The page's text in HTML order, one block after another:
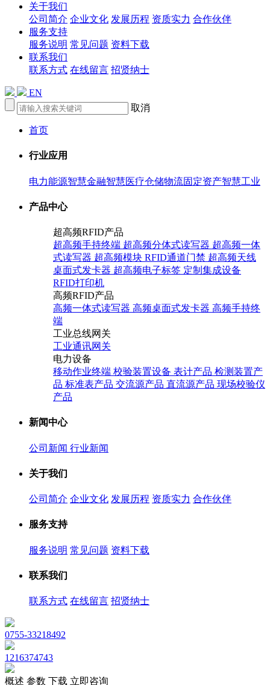
关于我们
公司简介 企业文化 发展历程 资质实力 合作伙伴
服务支持
服务说明 常见问题 资料下载
联系我们
联系方式 在线留言 招贤纳士
EN
取消
首页
行业应用
电力能源智慧金融智慧医疗仓储物流固定资产智慧工业
产品中心
超高频RFID产品
超高频手持终端 超高频分体式读写器 超高频一体
式读写器 超高频模块 RFID通道门禁 超高频天线
桌面式发卡器 超高频电子标签 定制集成设备
RFID打印机
高频RFID产品
高频一体式读写器 高频桌面式发卡器 高频手持终
端
工业总线网关
工业通讯网关
电力设备
移动作业终端 校验装置设备 表计产品 检测装置产
品 标准表产品 交流源产品 直流源产品 现场校验仪
产品
新闻中心
公司新闻 行业新闻
关于我们
公司简介 企业文化 发展历程 资质实力 合作伙伴
服务支持
服务说明 常见问题 资料下载
联系我们
联系方式 在线留言 招贤纳士
0755-33218492
1216374743
概述 参数 下载 立即咨询